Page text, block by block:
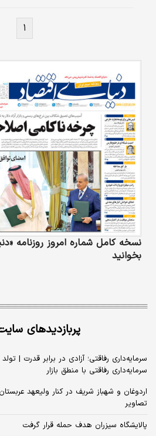
همه وسایل
۹۲ لازم
برخی اوقات
۱
نسخه کامل شماره امروز روزنامه
بخوانید
پربازدیدهای
سرمایه‌داری رفاقتی؛ آزادی در برابر قدرت |
سرمایه‌داری رفاقتی با منطق بازار
اردوغان و شهباز شریف در کنار ولیعهد
تصاویر
پالایشگاه سیزران هدف حمله قرار گرفت